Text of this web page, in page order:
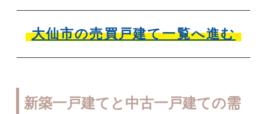
大仙市の売買戸建て一覧へ進む
新築一戸建てと中古一戸建ての需